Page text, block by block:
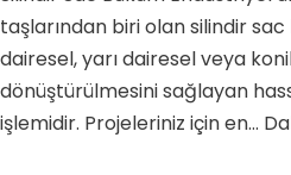
taşlarından biri olan silindir
dairesel, yarı dairesel veya
dönüştürülmesini sağlayan
işlemidir. Projeleriniz için en…